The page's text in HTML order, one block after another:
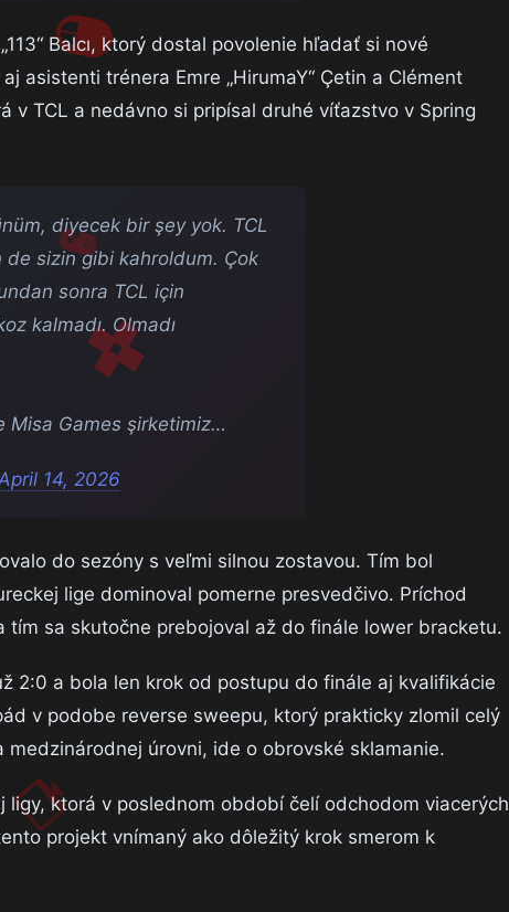
Balcı, ktorý dostal povolenie hľadať si nové
asistenti trénera Emre „HirumaY“ Çetin a Clément
v TCL a nedávno si pripísal druhé víťazstvo v Spring
diyecek bir şey yok. TCL
de sizin gibi kahroldum. Çok
sonra TCL için
kalmadı. Olmadı
Misa Games şirketimiz…
14, 2026
do sezóny s veľmi silnou zostavou. Tím bol
lige dominoval pomerne presvedčivo. Príchod
tím sa skutočne prebojoval až do finále lower bracketu.
2:0 a bola len krok od postupu do finále aj kvalifikácie
v podobe reverse sweepu, ktorý prakticky zlomil celý
úrovni, ide o obrovské sklamanie.
ktorá v poslednom období čelí odchodom viacerých
projekt vnímaný ako dôležitý krok smerom k